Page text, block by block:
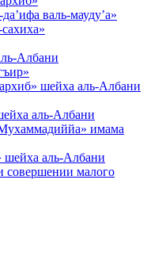
валь-мауду’а»
Албани
шейха аль-Албани
аль-Албани
имама
шейха аль-Албани
совершении малого